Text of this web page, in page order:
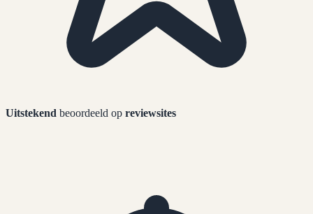
Uitstekend beoordeeld op reviewsites